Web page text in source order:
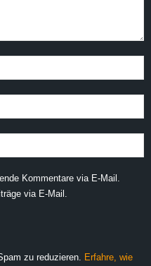
Kommentare via E-Mail.
via E-Mail.
zu reduzieren. Erfahre, wie